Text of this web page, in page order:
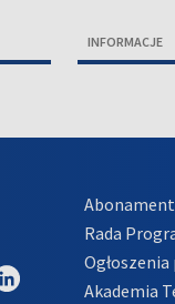
INFORMACJE
Abonament
Rada
Akademia